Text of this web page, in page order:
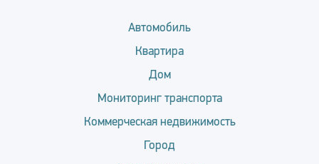
Автомобиль
Квартира
Дом
Мониторинг транспорта
Коммерческая недвижимость
Город